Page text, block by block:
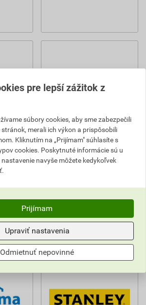
pre lepší zážitok z
súbory cookies, aby sme zabezpečili
merali ich výkon a prispôsobili
Kliknutím na „Prijímam" súhlasíte s
cookies. Poskytnuté informácie sú u
navyše môžete kedykoľvek
Prijímam
Upraviť nastavenia
Odmietnuť nepovinné